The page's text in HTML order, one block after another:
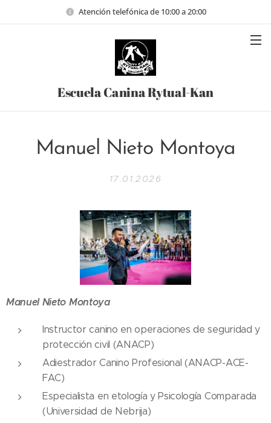
Atención telefónica de 10:00 a 20:00
Escuela Canina Rytual-Kan
Manuel Nieto Montoya
17.01.2026
Manuel Nieto Montoya
Instructor canino en operaciones de seguridad y
protección civil (ANACP)
Adiestrador Canino Profesional (ANACP-ACE-
FAC)
Especialista en etología y Psicología Comparada
(Universidad de Nebrija)